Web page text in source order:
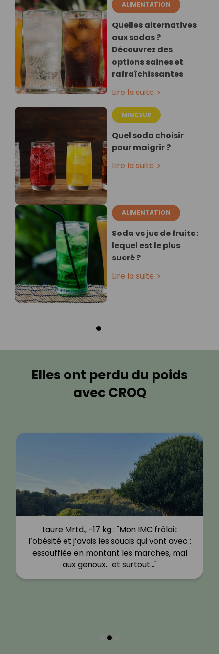
ALIMENTATION
Quelles alternatives
aux sodas ?
Découvrez des
options saines et
rafraîchissantes
Lire la suite
MINCEUR
Quel soda choisir
pour maigrir ?
Lire la suite
ALIMENTATION
Soda vs jus de fruits :
lequel est le plus
sucré ?
Lire la suite
Elles ont perdu du poids
avec CROQ
Laure Mrtd., -17 kg : "Mon IMC frôlait
l’obésité et j’avais les soucis qui vont avec :
essoufflée en montant les marches, mal
aux genoux… et surtout…"